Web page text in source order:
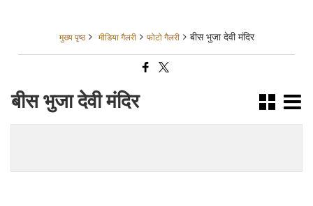
मुख्य पृष्ठ मीडिया गैलरी फोटो गैलरी बीस भुजा देवी मंदिर
बीस भुजा देवी मंदिर